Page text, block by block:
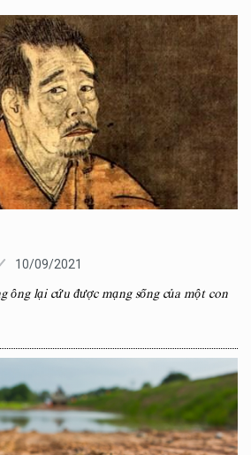
10/09/2021
ông lại cứu được mạng sống của một con